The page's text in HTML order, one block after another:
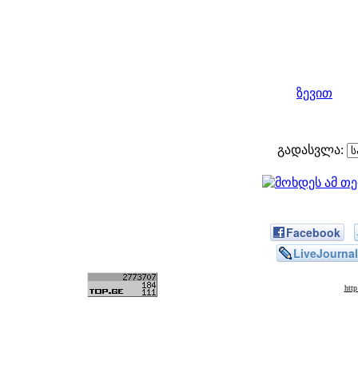
ზევით
გადასვლა:
Facebook
LiveJournal